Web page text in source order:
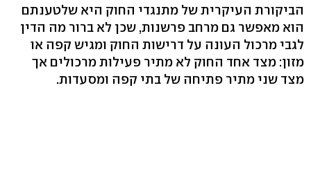
הביקורת העיקרית של מתנגדי החוק היא שלטענתם
הוא מאפשר גם מרחב פרשנות, שכן לא ברור מה הדין
לגבי מרכול העונה על דרישות החוק ומגיש קפה או
מזון: מצד אחד החוק לא מתיר פעילות מרכולים אך
מצד שני מתיר פתיחה של בתי קפה ומסעדות.